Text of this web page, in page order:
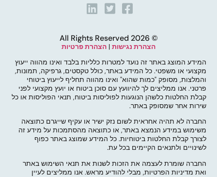
© 2026 All Rights Reserved
הצהרת נגישות | הצהרת פרטיות
המידע המוצג באתר זה נועד למטרות כלליות בלבד ואינו מהווה ייעוץ
מקצועי או משפטי. כל המידע באתר, כולל טקסטים, גרפיקה, תמונות,
והמלצות, מסופק "כמות שהוא" ואינו מהווה תחליף לייעוץ ביטוחי
פרטני. אנו ממליצים לך להיוועץ עם סוכן ביטוח או יועץ מקצועי לפני
קבלת החלטות כלשהן הנוגעות לפוליסות ביטוח, תנאי הפוליסות או כל
שירות אחר שמסופק באתר.
החברה לא תהיה אחראית לשום נזק ישיר או עקיף שייגרם כתוצאה
משימוש במידע הנמצא באתר, או כתוצאה מהסתמכות על מידע זה
לצורך קבלת החלטות ביטוחיות. כל המידע שמוצג באתר כפוף
לשינויים ולתנאים הקיימים בכל עת.
החברה שומרת לעצמה את הזכות לשנות את תנאי השימוש באתר
ואת מדיניות הפרטיות, מבלי להודיע מראש. אנו ממליצים לעיין